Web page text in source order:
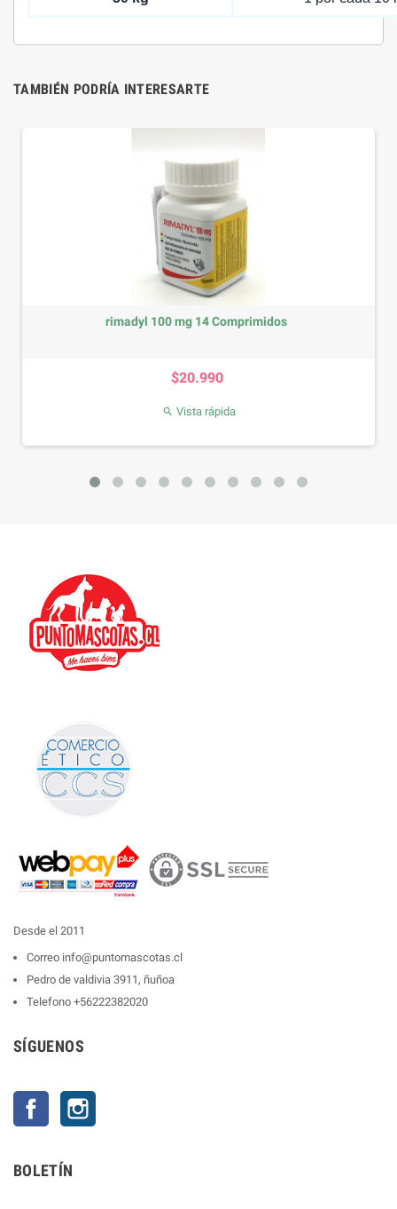
TAMBIÉN PODRÍA INTERESARTE
Belcando Lata Pollo y Pato 800g
$7.390
Vista rápida
Desde el 2011
Correo info@puntomascotas.cl
Pedro de valdivia 3911, ñuñoa
Telefono +56222382020
SÍGUENOS
Facebook
BOLETÍN